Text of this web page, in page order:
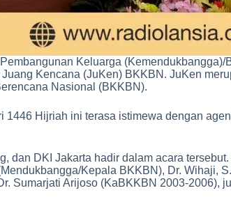
Keluarga
Kencana (JuKen) BKKBN. JuKen
Nasional (BKKBN).
Hijriah ini terasa istimewa dengan
dan DKI Jakarta hadir dalam acara
Kepala BKKBN), Dr. Wihaji,
Sumarjati Arijoso (KaBKKBN 2003-2006),